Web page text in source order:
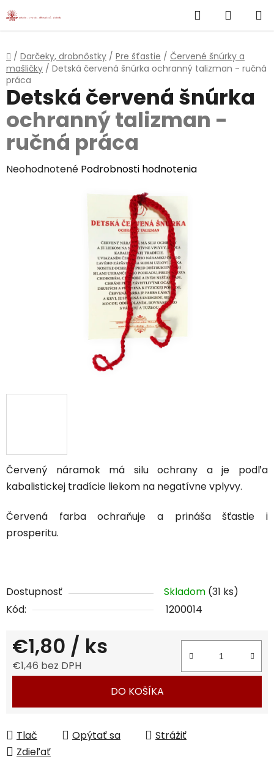
Prejsť
na
Hľadať
KOŠÍK
Domov
/ Darčeky, drobnôstky / Pre šťastie / Červené šnúrky a
mašličky / Detská červená šnúrka ochranný talizman - ručná
práca
Červený náramok má silu ochrany a je podľa
kabalistickej tradície liekom na negatívne vplyvy.
Červená farba ochraňuje a prináša šťastie i
prosperitu.
Dostupnosť Skladom (31 ks)
Kód:
1200014
€1,80 / ks
€1,46 bez DPH
DO KOŠÍKA
Tlač Opýtať sa
Strážiť
Zdieľať
Detská červená šnúrka
ochranný talizman -
ručná práca
Priemerné
Neohodnotené Podrobnosti hodnotenia